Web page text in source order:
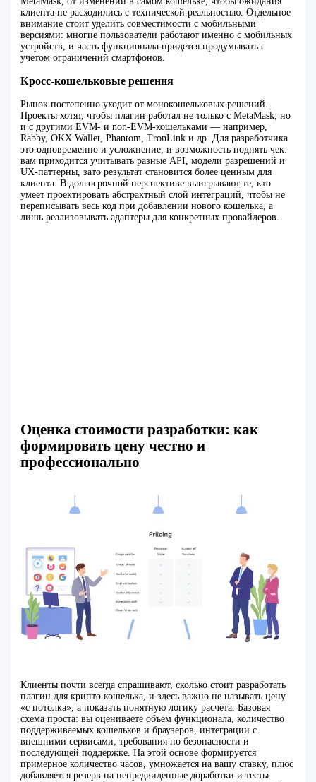
клиента не расходились с технической реальностью. Отдельное
внимание стоит уделить совместимости с мобильными
версиями: многие пользователи работают именно с мобильных
устройств, и часть функционала придется продумывать с
учетом ограничений смартфонов.
Кросс-кошельковые решения
Рынок постепенно уходит от монокошельковых решений.
Проекты хотят, чтобы плагин работал не только с MetaMask, но
и с другими EVM- и non-EVM-кошельками — например,
Rabby, OKX Wallet, Phantom, TronLink и др. Для разработчика
это одновременно и усложнение, и возможность поднять чек:
вам приходится учитывать разные API, модели разрешений и
UX-паттерны, зато результат становится более ценным для
клиента. В долгосрочной перспективе выигрывают те, кто
умеет проектировать абстрактный слой интеграций, чтобы не
переписывать весь код при добавлении нового кошелька, а
лишь реализовывать адаптеры для конкретных провайдеров.
Оценка стоимости разработки: как
формировать цену честно и
профессионально
Клиенты почти всегда спрашивают, сколько стоит разработать
плагин для крипто кошелька, и здесь важно не называть цену
«с потолка», а показать понятную логику расчета. Базовая
схема проста: вы оцениваете объем функционала, количество
поддерживаемых кошельков и браузеров, интеграции с
внешними сервисами, требования по безопасности и
последующей поддержке. На этой основе формируется
примерное количество часов, умножается на вашу ставку, плюс
добавляется резерв на непредвиденные доработки и тесты.